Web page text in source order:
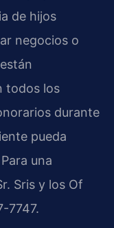
de hijos
negocios o
todos los
durante
pueda
una
Sris y los Of
7747.